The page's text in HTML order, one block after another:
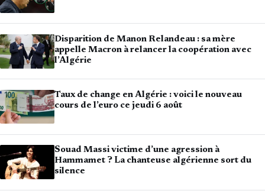
Disparition de Manon Relandeau : sa mère
appelle Macron à relancer la coopération avec
l’Algérie
Taux de change en Algérie : voici le nouveau
cours de l’euro ce jeudi 6 août
Souad Massi victime d’une agression à
Hammamet ? La chanteuse algérienne sort du
silence